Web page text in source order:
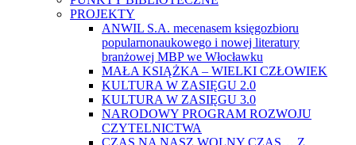
PROJEKTY
ANWIL S.A. mecenasem księgozbioru
popularnonaukowego i nowej literatury
branżowej MBP we Włocławku
MAŁA KSIĄŻKA – WIELKI CZŁOWIEK
KULTURA W ZASIĘGU 2.0
KULTURA W ZASIĘGU 3.0
NARODOWY PROGRAM ROZWOJU
CZYTELNICTWA
CZAS NA NASZ WOLNY CZAS… Z